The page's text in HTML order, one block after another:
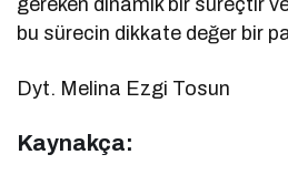
bu sürecin dikkate değer bir
Dyt. Melina Ezgi Tosun
Kaynakça: